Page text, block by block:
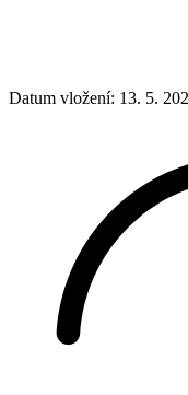
Datum vložení: 13. 5.